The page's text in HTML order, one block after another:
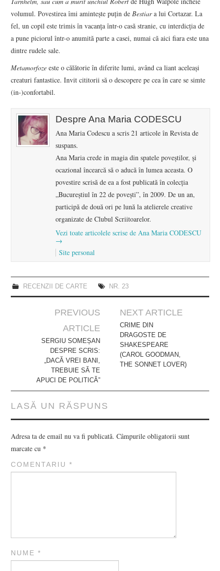
volumul. Povestirea îmi amintește puțin deBestiara lui Cortazar. La
fel, un copil este trimis în vacanța într-o casă stranie, cu interdicția de
a pune piciorul într-o anumită parte a casei, numai că aici fiara este una
dintre rudele sale.
Metamorfoze este o călătorie în diferite lumi, având ca liant aceleași
creaturi fantastice. Invit cititorii să o descopere pe cea în care se simte
(in-)confortabil.
Despre Ana Maria CODESCU
Ana Maria Codescu a scris 21 articole în Revista de
suspans.
Ana Maria crede in magia din spatele poveștilor, și
ocazional încearcă să o aducă în lumea aceasta. O
povestire scrisă de ea a fost publicată în colecția
„Bucureștiul în 22 de povești”, în 2009. De un an,
participă de două ori pe lună la atelierele creative
organizate de Clubul Scriitoarelor.
Vezi toate articolele scrise de Ana Maria CODESCU
→
Site personal
RECENZII DE CARTE NR. 23
navigation
PREVIOUS
ARTICLE
SERGIU SOMEȘAN
DESPRE SCRIS:
„DACĂ VREI BANI,
TREBUIE SĂ TE
APUCI DE POLITICĂ”
NEXT ARTICLE
CRIME DIN
DRAGOSTE DE
SHAKESPEARE
(CAROL GOODMAN,
THE SONNET LOVER)
LASĂ UN RĂSPUNS
Adresa ta de email nu va fi publicată. Câmpurile obligatorii sunt
marcate cu *
COMENTARIU*
NUME*